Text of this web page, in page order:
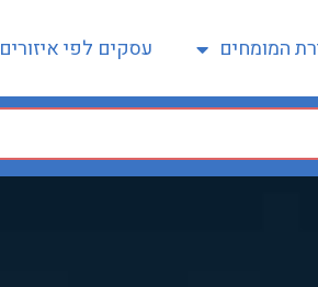
המומחים עסקים לפי איזורים